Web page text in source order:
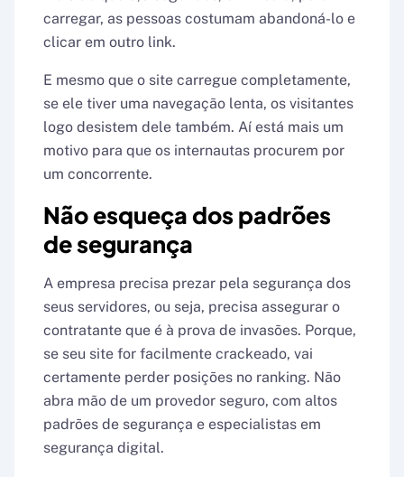
carregar, as pessoas costumam abandoná-lo e
clicar em outro link.
E mesmo que o site carregue completamente,
se ele tiver uma navegação lenta, os visitantes
logo desistem dele também. Aí está mais um
motivo para que os internautas procurem por
um concorrente.
Não esqueça dos padrões
de segurança
A empresa precisa prezar pela segurança dos
seus servidores, ou seja, precisa assegurar o
contratante que é à prova de invasões. Porque,
se seu site for facilmente crackeado, vai
certamente perder posições no ranking. Não
abra mão de um provedor seguro, com altos
padrões de segurança e especialistas em
segurança digital.